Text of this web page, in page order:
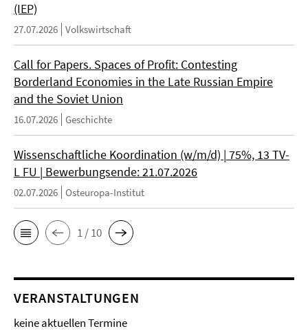
(IEP)
27.07.2026 Volkswirtschaft
Call for Papers. Spaces of Profit: Contesting
Borderland Economies in the Late Russian Empire
and the Soviet Union
16.07.2026 Geschichte
Wissenschaftliche Koordination (w/m/d) | 75%, 13 TV-
L FU | Bewerbungsende: 21.07.2026
02.07.2026 Osteuropa-Institut
1 / 10
VERANSTALTUNGEN
keine aktuellen Termine